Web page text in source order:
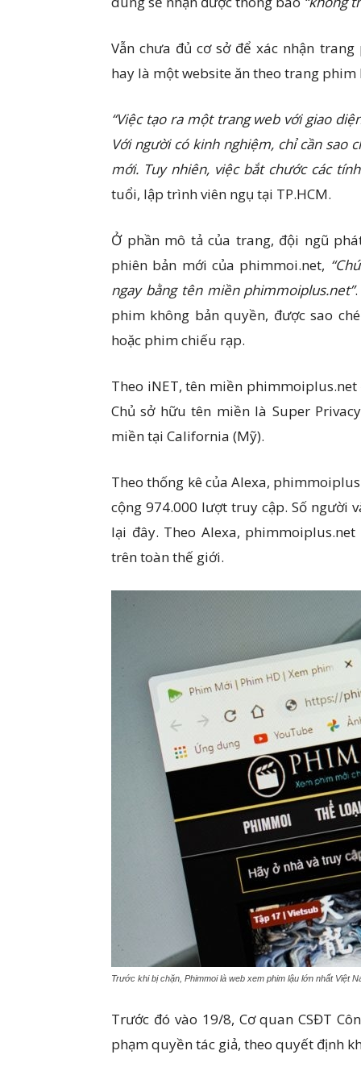
Vẫn chưa đủ cơ sở để xác nhận
hay là một website ăn theo trang
“Việc tạo ra một trang web với giao
Với người có kinh nghiệm, chỉ cần sao
mới. Tuy nhiên, việc bắt chước các
tuổi, lập trình viên ngụ tại TP.HCM.
Ở phần mô tả của trang, đội ngũ
phiên bản mới của phimmoi.net,
ngay bằng tên miền phimmoiplus.net”
phim không bản quyền, được sao
hoặc phim chiếu rạp.
Theo iNET, tên miền
Chủ sở hữu tên miền là Super
miền tại California (Mỹ).
Theo thống kê của Alexa,
cộng 974.000 lượt truy cập. Số người
lại đây. Theo Alexa,
trên toàn thế giới.
Trước khi bị chặn, Phimmoi là web xem phim lậu lớn nhất Việt
Trước đó vào 19/8, Cơ quan CSĐT
phạm quyền tác giả, theo quyết định